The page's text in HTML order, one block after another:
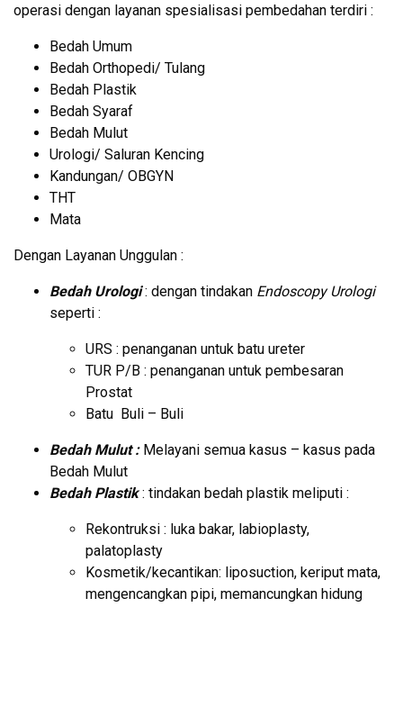
operasi dengan layanan spesialisasi pembedahan terdiri :
Bedah Umum
Bedah Orthopedi/ Tulang
Bedah Plastik
Bedah Syaraf
Bedah Mulut
Urologi/ Saluran Kencing
Kandungan/ OBGYN
THT
Mata
Dengan Layanan Unggulan :
Bedah Urologi: dengan tindakan Endoscopy Urologi
seperti :
URS : penanganan untuk batu ureter
TUR P/B : penanganan untuk pembesaran
Prostat
Batu Buli – Buli
Bedah Mulut : Melayani semua kasus – kasus pada
Bedah Mulut
Bedah Plastik: tindakan bedah plastik meliputi :
Rekontruksi : luka bakar, labioplasty,
palatoplasty
Kosmetik/kecantikan: liposuction, keriput mata,
mengencangkan pipi, memancungkan hidung